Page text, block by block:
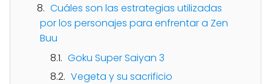
Cuáles son las estrategias utilizadas
por los personajes para enfrentar a Zen
Buu
Goku Super Saiyan 3
Vegeta y su sacrificio